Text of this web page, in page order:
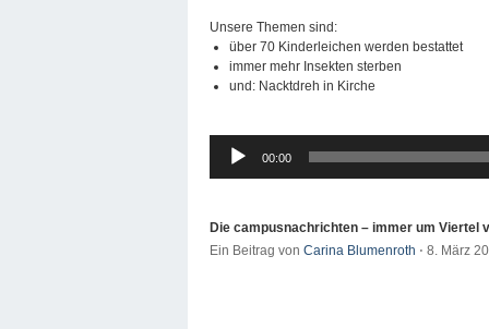
Unsere Themen sind:
über 70 Kinderleichen werden bestattet
immer mehr Insekten sterben
und: Nacktdreh in Kirche
Audio-
Player
00:00
Die campusnachrichten – immer um Viertel
Ein Beitrag von Carina Blumenroth ⋅ 8. März